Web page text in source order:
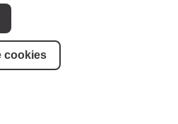
cookies
Bibliotheek
Contact